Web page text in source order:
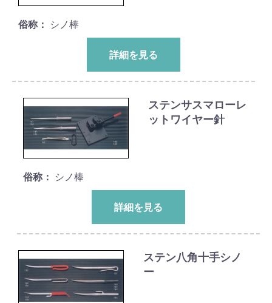
俗称： シノ棒
詳細を見る
ステンサスマローレ
ットワイヤー針
俗称： シノ棒
詳細を見る
ステン八角十手シノ
ー